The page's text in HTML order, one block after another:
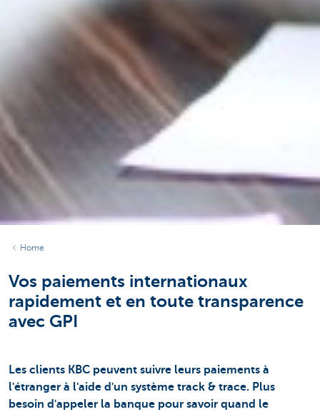
Home
Vos paiements internationaux
rapidement et en toute transparence
avec GPI
Les clients KBC peuvent suivre leurs paiements à
l'étranger à l'aide d'un système track & trace. Plus
besoin d'appeler la banque pour savoir quand le